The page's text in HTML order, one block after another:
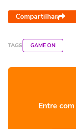
Compartilhar
TAGS GAME ON
Entre